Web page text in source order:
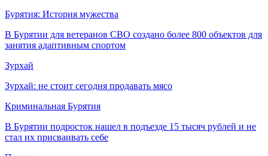
Бурятия: История мужества
В Бурятии для ветеранов СВО создано более 800 объектов для
занятия адаптивным спортом
Зурхай
Зурхай: не стоит сегодня продавать мясо
Криминальная Бурятия
В Бурятии подросток нашел в подъезде 15 тысяч рублей и не
стал их присваивать себе